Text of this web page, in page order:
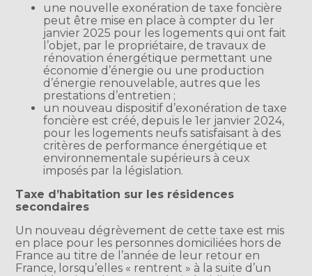
une nouvelle exonération de taxe foncière
peut être mise en place à compter du 1er
janvier 2025 pour les logements qui ont fait
l’objet, par le propriétaire, de travaux de
rénovation énergétique permettant une
économie d’énergie ou une production
d’énergie renouvelable, autres que les
prestations d’entretien ;
un nouveau dispositif d’exonération de taxe
foncière est créé, depuis le 1er janvier 2024,
pour les logements neufs satisfaisant à des
critères de performance énergétique et
environnementale supérieurs à ceux
imposés par la législation.
Taxe d’habitation sur les résidences
secondaires
Un nouveau dégrèvement de cette taxe est mis
en place pour les personnes domiciliées hors de
France au titre de l’année de leur retour en
France, lorsqu’elles « rentrent » à la suite d’un